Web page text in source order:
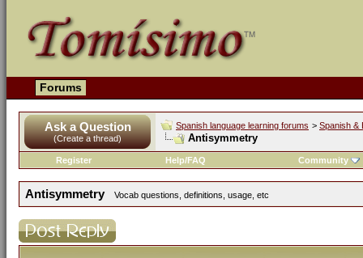
Forums
Ask a Question
(Create a thread)
Spanish language learning forums > Spanish &
Antisymmetry
Register Help/FAQ Community
Antisymmetry Vocab questions, definitions, usage, etc